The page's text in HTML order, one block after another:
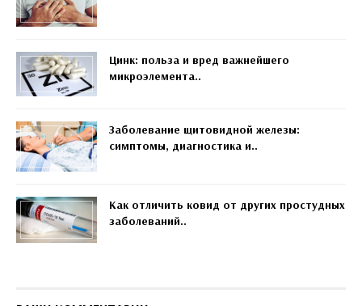
Цинк: польза и вред важнейшего
микроэлемента..
Заболевание щитовидной железы:
симптомы, диагностика и..
Как отличить ковид от других простудных
заболеваний..